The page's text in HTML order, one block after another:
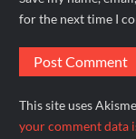
for the next time I
This site uses
your comment data